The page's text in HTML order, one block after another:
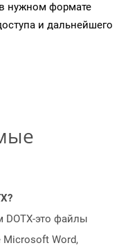
нужном формате
и дальнейшего
это файлы
Word,